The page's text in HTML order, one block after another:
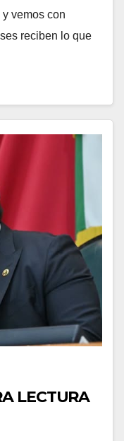
vemos con
reciben lo que
LECTURA